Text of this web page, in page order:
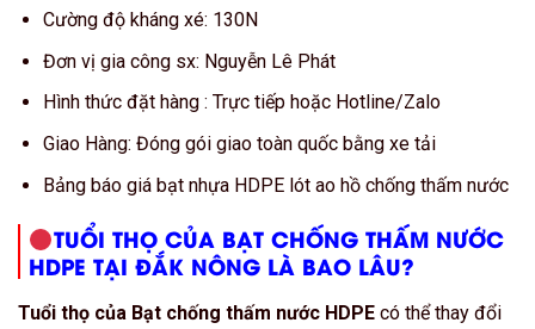
Cường độ kháng xé: 130N
Đơn vị gia công sx: Nguyễn Lê Phát
Hình thức đặt hàng : Trực tiếp hoặc Hotline/Zalo
Giao Hàng: Đóng gói giao toàn quốc bằng xe tải
Bảng báo giá bạt nhựa HDPE lót ao hồ chống thấm nước
TUỔI THỌ CỦA BẠT CHỐNG THẤM NƯỚC
HDPE TẠI ĐẮK NÔNG LÀ BAO LÂU?
Tuổi thọ của Bạt chống thấm nước HDPE có thể thay đổi